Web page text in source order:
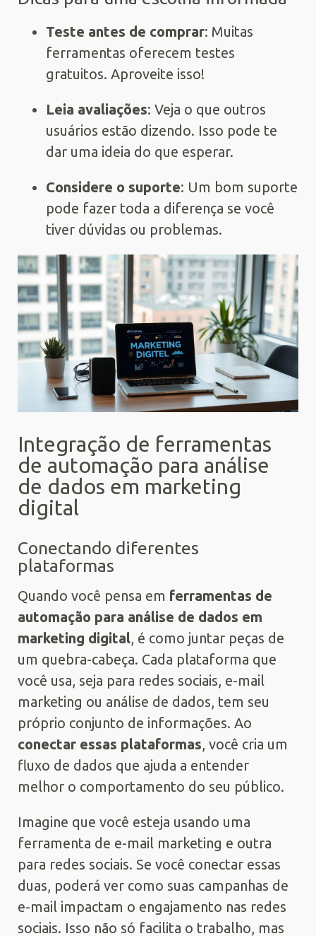
Teste antes de comprar: Muitas
ferramentas oferecem testes
gratuitos. Aproveite isso!
Leia avaliações: Veja o que outros
usuários estão dizendo. Isso pode te
dar uma ideia do que esperar.
Considere o suporte: Um bom suporte
pode fazer toda a diferença se você
tiver dúvidas ou problemas.
Integração de ferramentas
de automação para análise
de dados em marketing
digital
Conectando diferentes
plataformas
Quando você pensa em ferramentas de
automação para análise de dados em
marketing digital, é como juntar peças de
um quebra-cabeça. Cada plataforma que
você usa, seja para redes sociais, e-mail
marketing ou análise de dados, tem seu
próprio conjunto de informações. Ao
conectar essas plataformas, você cria um
fluxo de dados que ajuda a entender
melhor o comportamento do seu público.
Imagine que você esteja usando uma
ferramenta de e-mail marketing e outra
para redes sociais. Se você conectar essas
duas, poderá ver como suas campanhas de
e-mail impactam o engajamento nas redes
sociais. Isso não só facilita o trabalho, mas